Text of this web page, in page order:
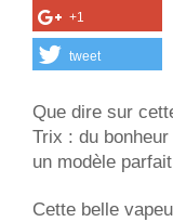
+1
tweet
Que dire sur
Trix : du
un modèle
Cette belle